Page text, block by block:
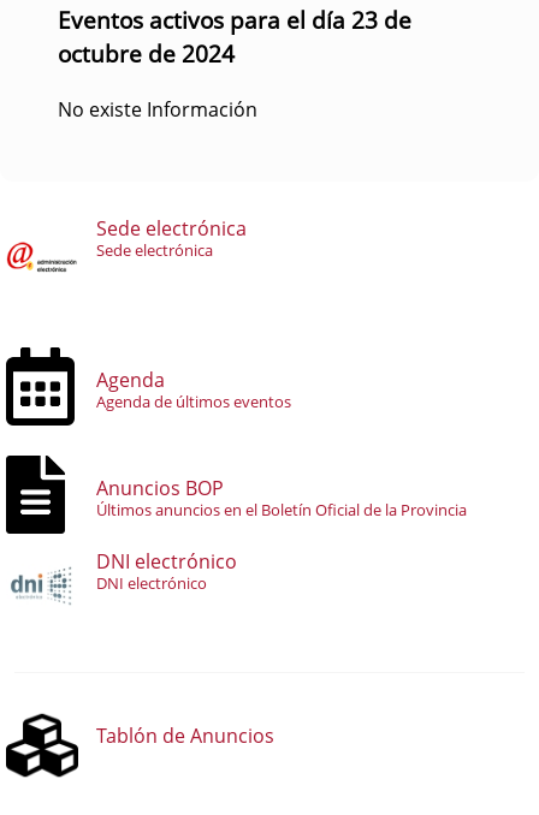
Eventos activos para el día 23 de
octubre de 2024
No existe Información
Sede electrónica
Sede electrónica
Agenda
Agenda de últimos eventos
Anuncios BOP
Últimos anuncios en el Boletín Oficial de la Provincia
DNI electrónico
DNI electrónico
Tablón de Anuncios